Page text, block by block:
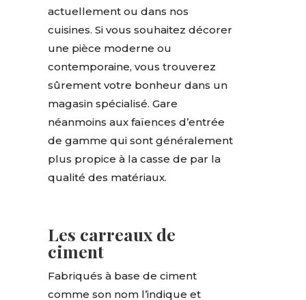
actuellement ou dans nos
cuisines. Si vous souhaitez décorer
une pièce moderne ou
contemporaine, vous trouverez
sûrement votre bonheur dans un
magasin spécialisé. Gare
néanmoins aux faïences d’entrée
de gamme qui sont généralement
plus propice à la casse de par la
qualité des matériaux.
Les carreaux de
ciment
Fabriqués à base de ciment
comme son nom l’indique et